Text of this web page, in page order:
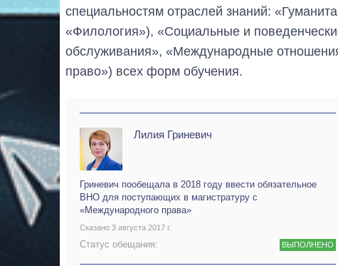
специальностям отраслей знаний:
«Филология»), «Социальные и
обслуживания», «Международные
право») всех форм обучения.
Лилия Гриневич
Гриневич пообещала в 2018 году ввести обязательное
ВНО для поступающих в магистратуру с
«Международного права»
Сказано 3 августа 2017 г.
Статус обещания: ВЫПОЛНЕНО